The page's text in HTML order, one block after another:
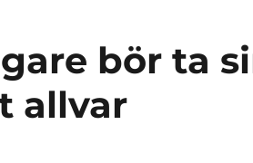
bör ta
allvar